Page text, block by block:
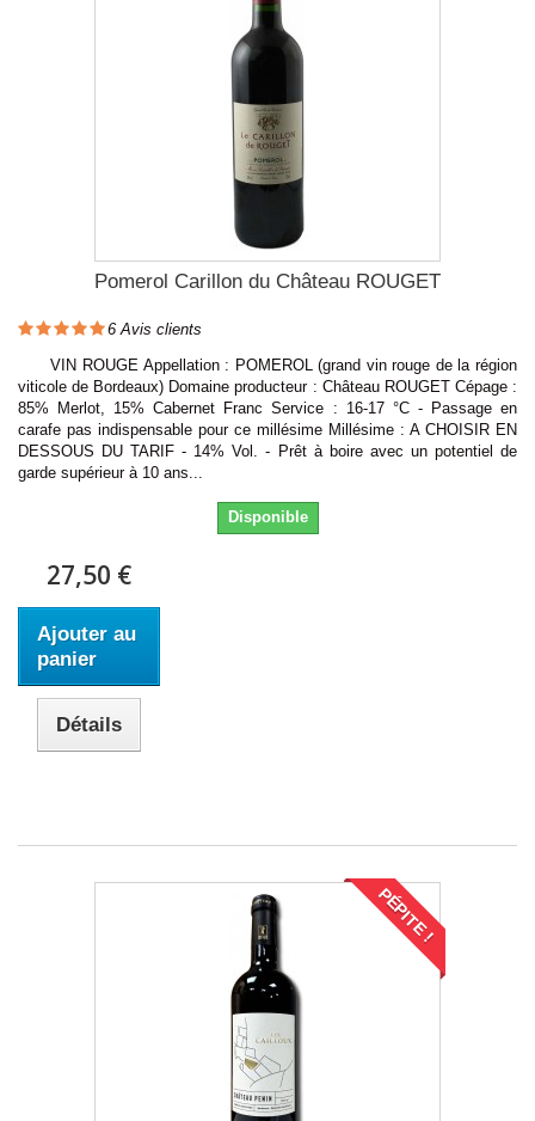
Pomerol Carillon du Château ROUGET
6 Avis clients
VIN ROUGE Appellation : POMEROL (grand vin rouge de la région
viticole de Bordeaux) Domaine producteur : Château ROUGET Cépage :
85% Merlot, 15% Cabernet Franc Service : 16-17 °C - Passage en
carafe pas indispensable pour ce millésime Millésime : A CHOISIR EN
DESSOUS DU TARIF - 14% Vol. - Prêt à boire avec un potentiel de
garde supérieur à 10 ans...
Disponible
27,50 €
Ajouter au
panier
Détails
PÉPITE !